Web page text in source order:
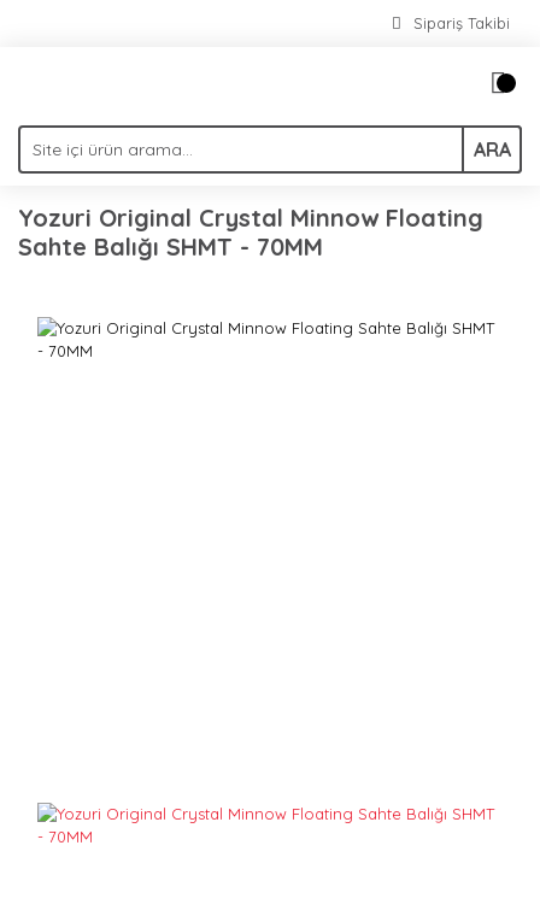
Sipariş Takibi
ARA
Yozuri Original Crystal Minnow Floating
Sahte Balığı SHMT - 70MM